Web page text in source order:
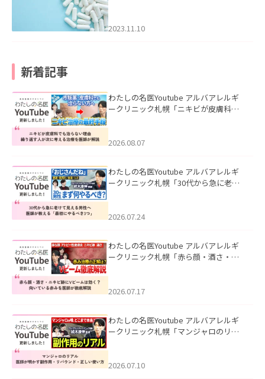
2023.11.10
新着記事
わたしの名医Youtube アルバアレルギ
ークリニック札幌「ニキビが皮膚科で
ました。
2026.08.07
わたしの名医Youtube アルバアレルギ
ークリニック札幌「30代から急に老け
た。
2026.07.24
わたしの名医Youtube アルバアレルギ
ークリニック札幌「赤ら顔・酒さ・ニ
した。
2026.07.17
わたしの名医Youtube アルバアレルギ
ークリニック札幌「マンジャロのリア
た。
2026.07.10